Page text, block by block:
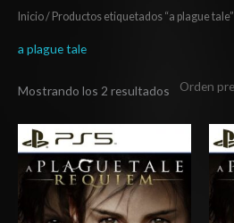
Inicio/ Productos etiquetados “a plague tale”
a plague tale
Mostrando los 2 resultados
de
precios:
desde
$27.03
hasta
$42.03